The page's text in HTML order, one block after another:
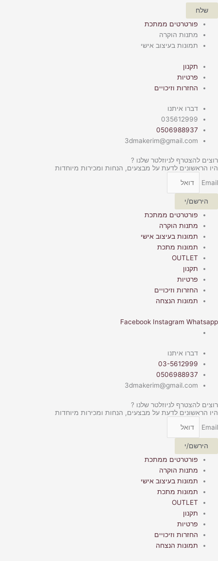
שלח
פורטרטים ממתכת
מתנות הוקרה
תמונות בעיצוב אישי
תקנון
פרטיות
החזרות וזיכויים
דברו איתנו
035612999
0506988937
3dmakerim@gmail.com
רוצים להצטרף לניוזלטר שלנו ?
היו הראשונים לדעת על מבצעים, הנחות ומכירות מיוחדות
Email
הירשם/י
פורטרטים ממתכת
מתנות הוקרה
תמונות בעיצוב אישי
תמונות מתכת
OUTLET
תקנון
פרטיות
החזרות וזיכויים
תמונות הנצחה
Facebook Instagram Whatsapp
דברו איתנו
03-5612999
0506988937
3dmakerim@gmail.com
רוצים להצטרף לניוזלטר שלנו ?
היו הראשונים לדעת על מבצעים, הנחות ומכירות מיוחדות
Email
הירשם/י
פורטרטים ממתכת
מתנות הוקרה
תמונות בעיצוב אישי
תמונות מתכת
OUTLET
תקנון
פרטיות
החזרות וזיכויים
תמונות הנצחה